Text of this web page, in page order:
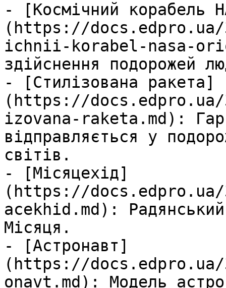
- [Космічний корабель
(https://docs.edpro.ua/
ichnii-korabel-nasa-
здійснення подорожей
- [Стилізована ракета]
(https://
izovana-raketa.md):
відправляється у
світів.
- [Місяцехід]
(https://docs.edpro.ua/
acekhid.md):
Місяця.
- [Астронавт]
(https://docs.edpro.ua/
onavt.md): Модель